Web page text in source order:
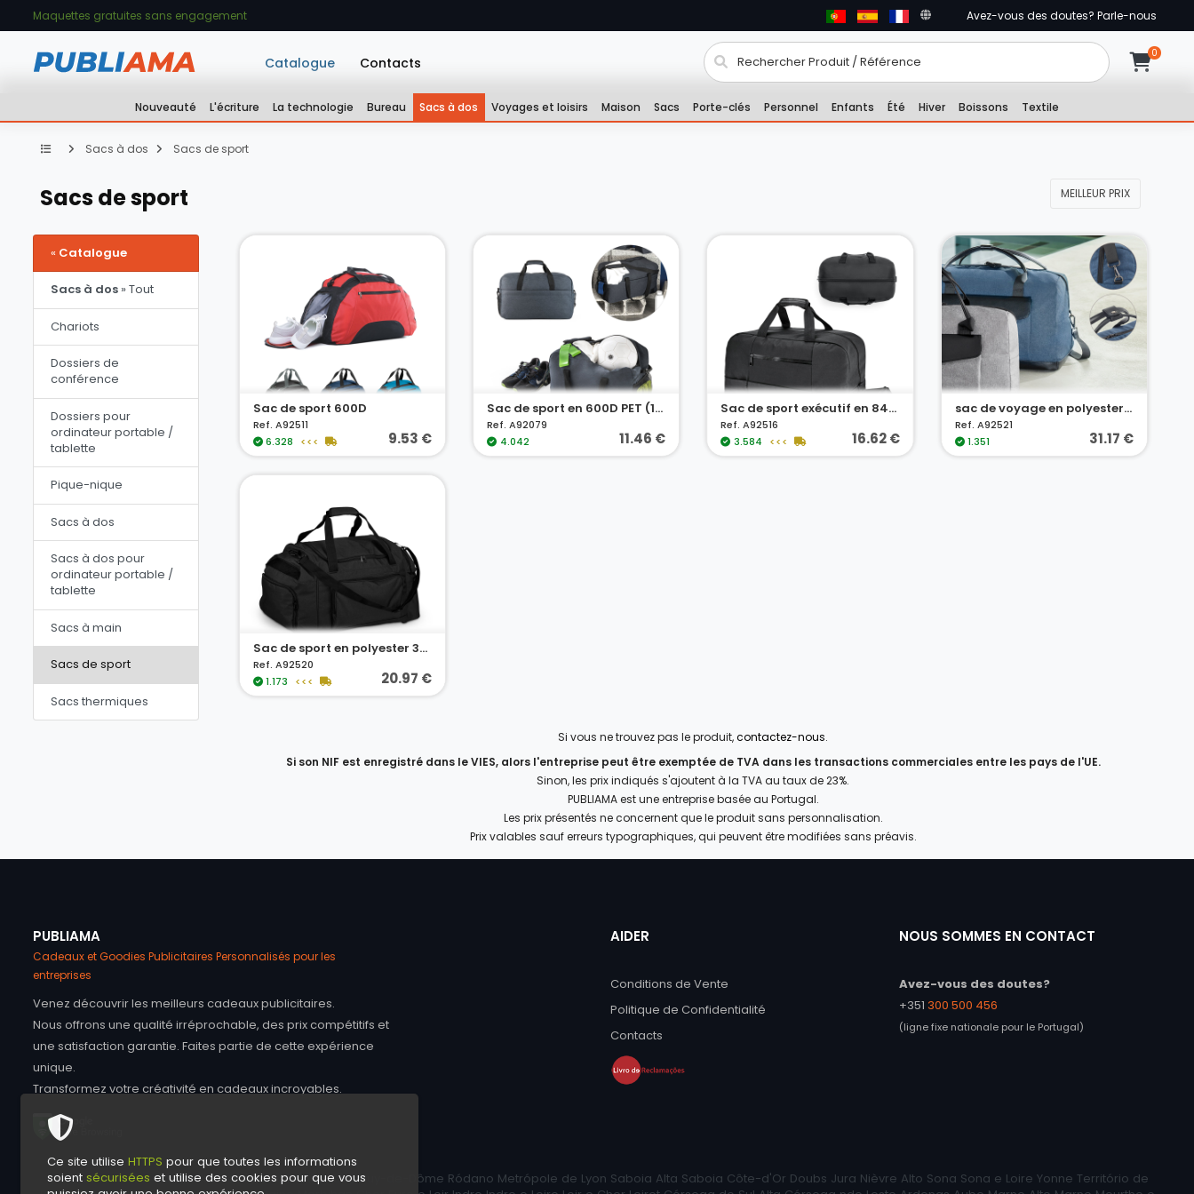
Ce site utilise HTTPS pour que toutes les informations
soient sécurisées et utilise des cookies pour que vous
Maquettes gratuites sans engagement Avez-vous des doutes? Parle-nous
Catalogue Contacts
Nouveauté L'écriture La technologie Bureau Sacs à dos Voyages et loisirs Maison Sacs Porte-clés Personnel Enfants Été Hiver Boissons Textile
Sacs à dos Sacs de sport
Sacs de sport MEILLEUR PRIX
« Catalogue
Sacs à dos» Tout
Chariots
Dossiers de
conférence
Dossiers pour
ordinateur portable /
tablette
Pique-nique
Sacs à dos
Sacs à dos pour
ordinateur portable /
tablette
Sacs à main
Sacs de sport
Sacs thermiques
Sac de sport 600D
Ref. A92511
6.328
<<< 9.53 €
Sac de sport en 600D PET (100% rPET)
Ref. A92079
4.042
11.46 €
Sac de sport exécutif en 840D jacquard et 300D
Ref. A92516
3.584
<<< 16.62 €
sac de voyage en polyester cationique 600D et en simili cuir
Ref. A92521
1.351
31.17 €
Sac de sport en polyester 300D
Ref. A92520
1.173
<<< 20.97 €
Si vous ne trouvez pas le produit,contactez-nous.
Si son NIF est enregistré dans le VIES, alors l'entreprise peut être exemptée de TVA dans les transactions commerciales entre les pays de l'UE.
Sinon, les prix indiqués s'ajoutent à la TVA au taux de 23%.
PUBLIAMA est une entreprise basée au Portugal.
Les prix présentés ne concernent que le produit sans personnalisation.
Prix valables sauf erreurs typographiques, qui peuvent être modifiées sans préavis.
PUBLIAMA
Cadeaux et Goodies Publicitaires Personnalisés pour les
entreprises
Venez découvrir les meilleurs cadeaux publicitaires.
Nous offrons une qualité irréprochable, des prix compétitifs et
une satisfaction garantie. Faites partie de cette expérience
unique.
Transformez votre créativité en cadeaux incroyables.
AIDER
Conditions de Vente
Politique de Confidentialité
Contacts
NOUS SOMMES EN CONTACT
Avez-vous des doutes?
+351 300 500 456
(ligne fixe nationale pour le Portugal)
Ain Allier Ardèche Cantal Drôme Isère Loire Alto Loire Puy-de-Dôme Ródano Metrópole de Lyon Saboia Alta Saboia Côte-d'Or Doubs Jura Nièvre Alto Sona Sona e Loire Yonne Território de